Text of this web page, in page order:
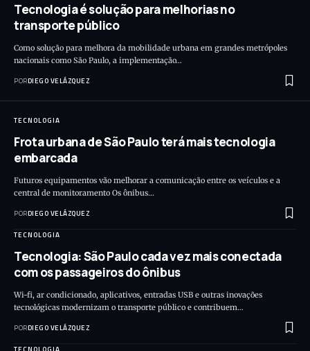
Tecnologia é solução para melhorias no
transporte público
Como solução para melhora da mobilidade urbana em grandes metrópoles
nacionais como São Paulo, a implementação…
PORDIEGO VELÁZQUEZ
TECNOLOGIA
Frota urbana de São Paulo terá mais tecnologia
embarcada
Futuros equipamentos vão melhorar a comunicação entre os veículos e a
central de monitoramento Os ônibus…
PORDIEGO VELÁZQUEZ
TECNOLOGIA
Tecnologia: São Paulo cada vez mais conectada
com os passageiros do ônibus
Wi-fi, ar condicionado, aplicativos, entradas USB e outras inovações
tecnológicas modernizam o transporte público e contribuem…
PORDIEGO VELÁZQUEZ